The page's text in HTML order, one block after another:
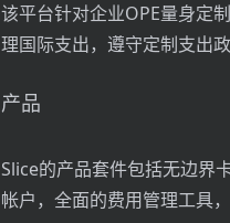
该平台针对企业OPE量身定
理国际支出，遵守定制支出
产品
Slice的产品套件包括无边界
帐户，全面的费用管理工具